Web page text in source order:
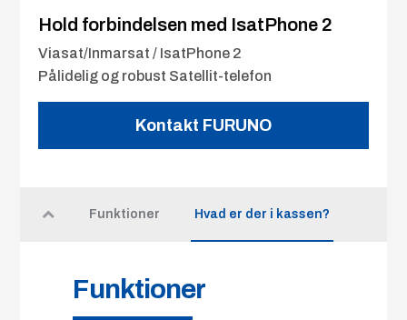
Hold forbindelsen med IsatPhone 2
Viasat/Inmarsat / IsatPhone 2
Pålidelig og robust Satellit-telefon
Kontakt FURUNO
Funktioner Hvad er der i kassen?
Funktioner